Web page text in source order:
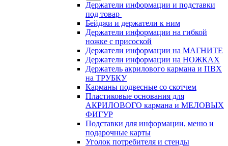
Держатели информации и подставки
под товар
Бейджи и держатели к ним
Держатели информации на гибкой
ножке с присоской
Держатели информации на МАГНИТЕ
Держатели информации на НОЖКАХ
Держатель акрилового кармана и ПВХ
на ТРУБКУ
Карманы подвесные со скотчем
Пластиковые основания для
АКРИЛОВОГО кармана и МЕЛОВЫХ
ФИГУР
Подставки для информации, меню и
подарочные карты
Уголок потребителя и стенды